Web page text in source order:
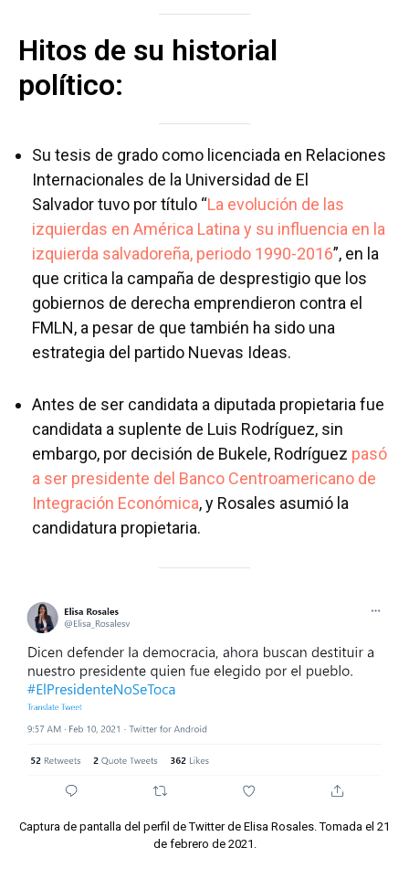
Hitos de su historial
político:
Su tesis de grado como licenciada en Relaciones
Internacionales de la Universidad de El
Salvador tuvo por título “La evolución de las
izquierdas en América Latina y su influencia en la
izquierda salvadoreña, periodo 1990-2016”, en la
que critica la campaña de desprestigio que los
gobiernos de derecha emprendieron contra el
FMLN, a pesar de que también ha sido una
estrategia del partido Nuevas Ideas.
Antes de ser candidata a diputada propietaria fue
candidata a suplente de Luis Rodríguez, sin
embargo, por decisión de Bukele, Rodríguez pasó
a ser presidente del Banco Centroamericano de
Integración Económica, y Rosales asumió la
candidatura propietaria.
Captura de pantalla del perfil de Twitter de Elisa Rosales. Tomada el 21
de febrero de 2021.